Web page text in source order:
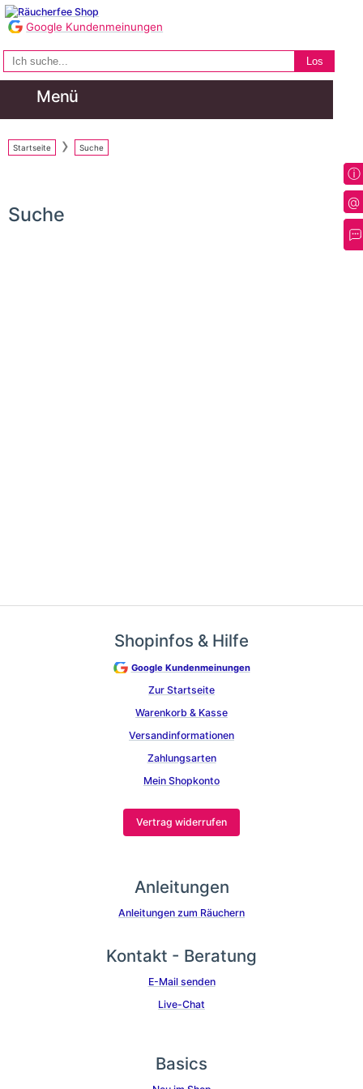
Google Kundenmeinungen
Startseite Suche
Suche
ⓘ
@
Shopinfos & Hilfe
Google Kundenmeinungen
Zur Startseite
Warenkorb & Kasse
Versandinformationen
Zahlungsarten
Mein Shopkonto
Vertrag widerrufen
Anleitungen
Anleitungen zum Räuchern
Kontakt - Beratung
E-Mail senden
Live-Chat
Basics